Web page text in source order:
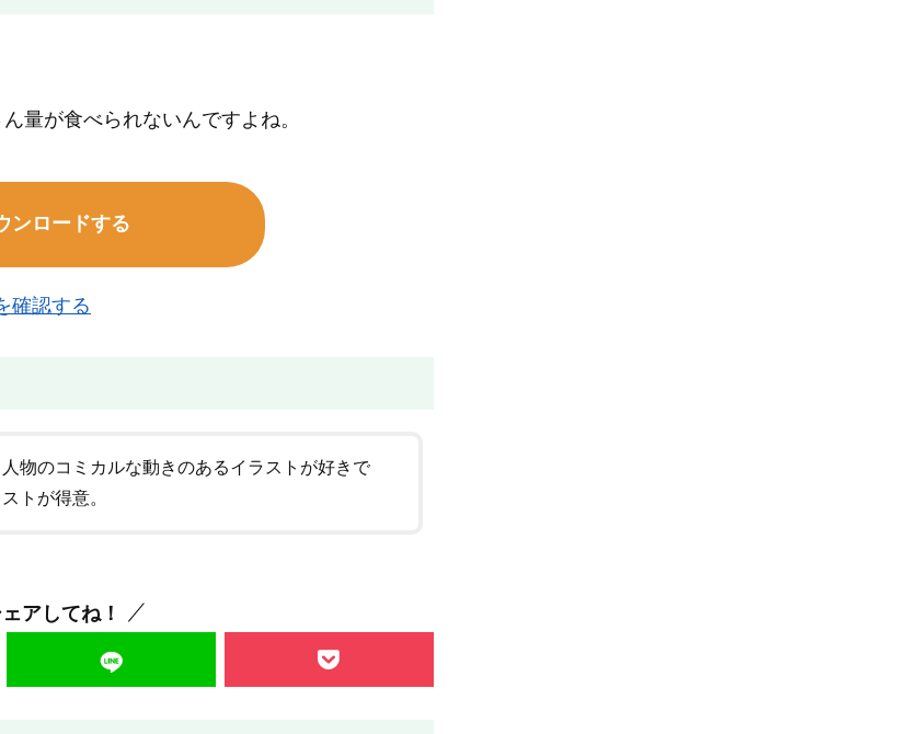
量が食べられないんですよね。
ンロードする
確認する
物のコミカルな動きのあるイラストが好きで
トが得意。
アしてね！